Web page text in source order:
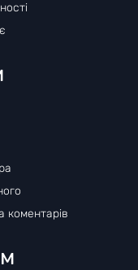
коментарів